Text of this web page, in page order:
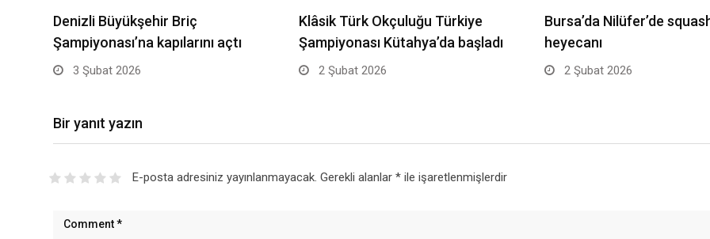
Denizli Büyükşehir Briç
Şampiyonası’na kapılarını açtı
3 Şubat 2026
Klâsik Türk Okçuluğu Türkiye
Şampiyonası Kütahya’da başladı
2 Şubat 2026
Bursa’da Nilüfer’de
heyecanı
2 Şubat 2026
Bir yanıt yazın
E-posta adresiniz yayınlanmayacak. Gerekli alanlar *ile işaretlenmişlerdir